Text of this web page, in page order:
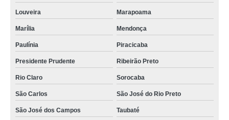
Louveira Marapoama
Marília Mendonça
Paulínia Piracicaba
Presidente Prudente Ribeirão Preto
Rio Claro Sorocaba
São Carlos São José do Rio Preto
São José dos Campos Taubaté